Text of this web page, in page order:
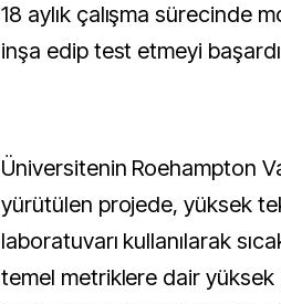
18 aylık çalışma sürecinde
inşa edip test etmeyi
Üniversitenin Roehampton
yürütülen projede, yüksek
laboratuvarı kullanılarak
temel metriklere dair yüksek